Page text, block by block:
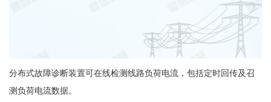
分布式故障诊断装置可在线检测线路负荷电流，包括定时回传及召
测负荷电流数据。